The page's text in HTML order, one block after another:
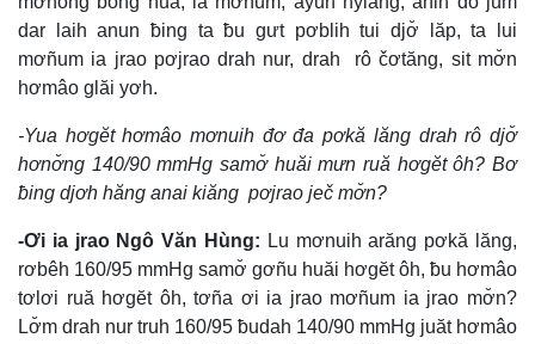
dar laih anun ƀing ta ƀu gưt pơblih tui djơ̆ lăp, ta lui
mơñum ia jrao pơjrao drah nur, drah rô čơtăng, sit mơ̆n
hơmâo glăi yơh.
-Yua hơgĕt hơmâo mơnuih đơ đa pơkă lăng drah rô djơ̆
hơnơ̆ng 140/90 mmHg samơ̆ huăi mưn ruă hơgĕt ôh? Bơ
ƀing djơh hăng anai kiăng pơjrao ječ mơ̆n?
-Ơi ia jrao Ngô Văn Hùng: Lu mơnuih arăng pơkă lăng,
rơbêh 160/95 mmHg samơ̆ gơñu huăi hơgĕt ôh, ƀu hơmâo
tơlơi ruă hơgĕt ôh, tơña ơi ia jrao mơñum ia jrao mơ̆n?
Lơ̆m drah nur truh 160/95 ƀudah 140/90 mmHg juăt hơmâo